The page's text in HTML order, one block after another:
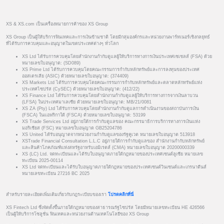
XS & XS.com เป็นเครื่องหมายการค้าของ XS Group
XS Group เป็นผู้ให้บริการฟินเทคและการเงินข้ามชาติ โดยมีกลุ่มองค์กรและหน่วยงานพาร์ทเนอร์เชิงกลยุทธ์
ที่ได้รับการควบคุมและอนุญาตในเขตประเทศต่างๆ ทั่วโลก
XS Ltd ได้รับการควบคุมโดยสำนักงานกำกับดูแลผู้ให้บริการทางการเงินประเทศเซเชลส์ (FSA) ด้วย
หมายเลขใบอนุญาต: (SD089)
XS Prime Ltd ได้รับการควบคุมโดยคณะกรรมการกำกับหลักทรัพย์และการลงทุนของประเทศ
ออสเตรเลีย (ASIC) ด้วยหมายเลขใบอนุญาต: (374409)
XS Markets Ltd ได้รับการควบคุมโดยคณะกรรมการกำกับหลักทรัพย์และตลาดหลักทรัพย์แห่ง
ประเทศไซปรัส (CySEC) ด้วยหมายเลขใบอนุญาต: (412/22)
XS Finance Ltd ได้รับการควบคุมโดยสำนักงานกำกับดูแลผู้ให้บริการทางการจากเงินลาบวน
(LFSA) ในประเทศมาเลเซีย ด้วยหมายเลขใบอนุญาต: MB/21/0081
XS ZA (Pty) Ltd ได้รับการควบคุมโดยสำนักงานกำกับดูแลการดำเนินงานของสถาบันการเงิน
(FSCA) ในแอฟริกาใต้ (FSCA) ด้วยหมายเลขใบอนุญาต: 53199
XS Trade Services Ltd อยู่ภายใต้การกำกับดูแลของ คณะกรรมาธิการบริการทางการเงินแห่ง
มอริเชียส (FSC) หมายเลขใบอนุญาต GB25204786
XS United ได้รับอนุญาตจากหน่วยงานกำกับดูแลของรัฐคูเวต หมายเลขใบอนุญาต 513918
XSTrade Financial Consultation L.L.C อยู่ภายใต้การกำกับดูแลของ สำนักงานกำกับหลักทรัพย์
และสินค้าโภคภัณฑ์แห่งสหรัฐอาหรับเอมิเรตส์ (CMA) หมายเลขใบอนุญาต 20200000339
XS (LC) Ltd. จดทะเบียนและได้รับใบอนุญาตภายใต้กฎหมายของประเทศเซนต์ลูเซีย หมายเลข
ทะเบียน 2025-00114
XS Ltd จดทะเบียนและได้รับใบอนุญาตภายใต้กฎหมายของประเทศเซนต์วินเซนต์และเกรนาดีนส์
หมายเลขทะเบียน 27216 BC 2025
สำหรับรายละเอียดเพิ่มเติมเกี่ยวกับกฎระเบียบของเรา โปรดคลิกที่นี่
XS Fintech Ltd ซึ่งจัดตั้งขึ้นภายใต้กฎหมายของสาธารณรัฐไซปรัส โดยมีหมายเลขทะเบียน HE 426566
เป็นผู้ให้บริการโซลูชั่น ฟินเทคและหน่วยงานด้านเทคโนโลยีของ XS Group